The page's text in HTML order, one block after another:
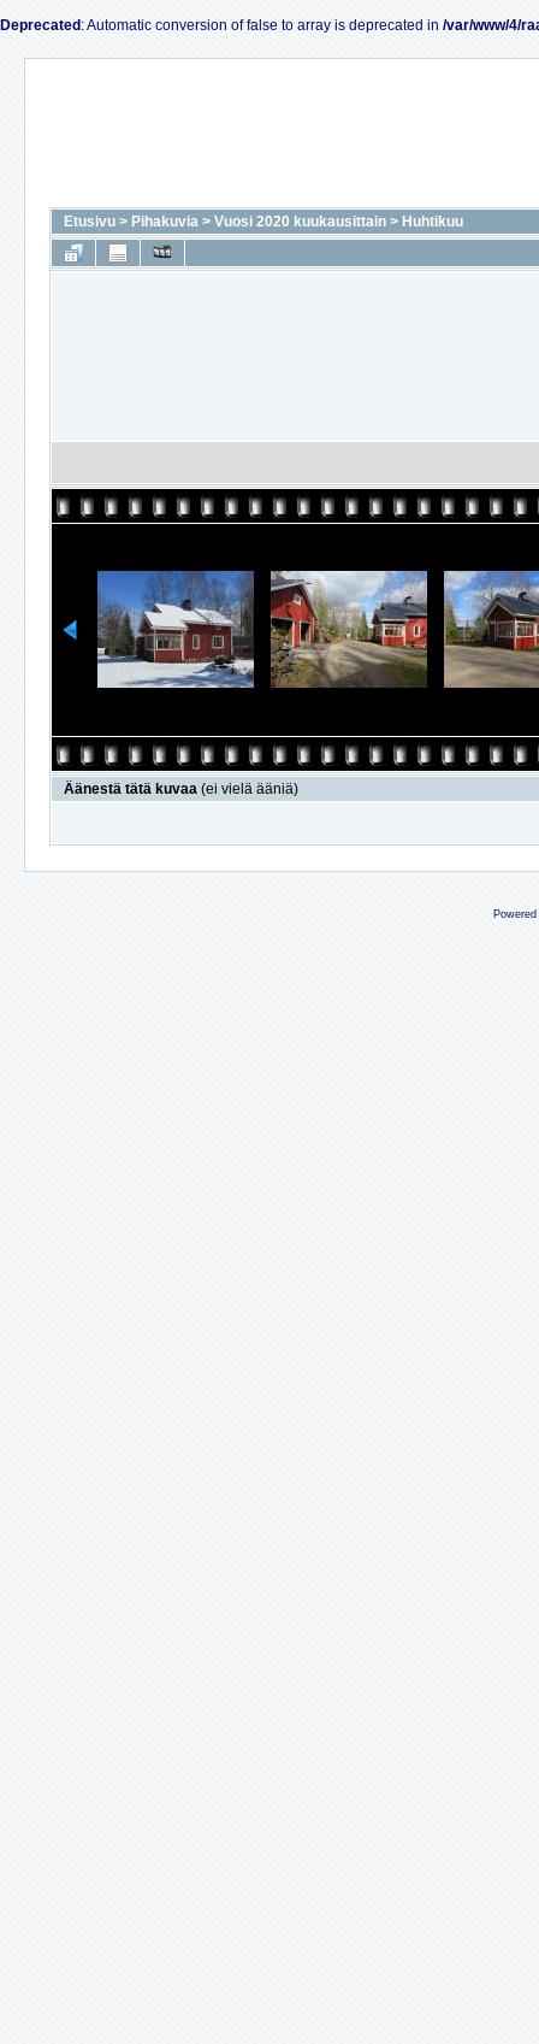
Deprecated : Automatic conversion of false to array is deprecated in /var/www/4/
Etusivu > Pihakuvia > Vuosi 2020 kuukausittain > Huhtikuu
Äänestä tätä kuvaa (ei vielä ääniä)